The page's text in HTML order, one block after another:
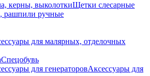
керны, выколоткиЩетки слесарные
рашпили ручные
для малярных, отделочных
Спецобувь
для генераторовАксессуары для